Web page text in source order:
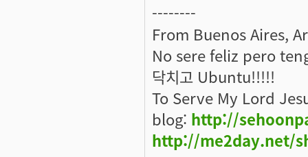
--------
From Buenos Aires,
No sere feliz pero
닥치고 Ubuntu!!!!!
To Serve My Lord
blog: http://
http://me2day.net/